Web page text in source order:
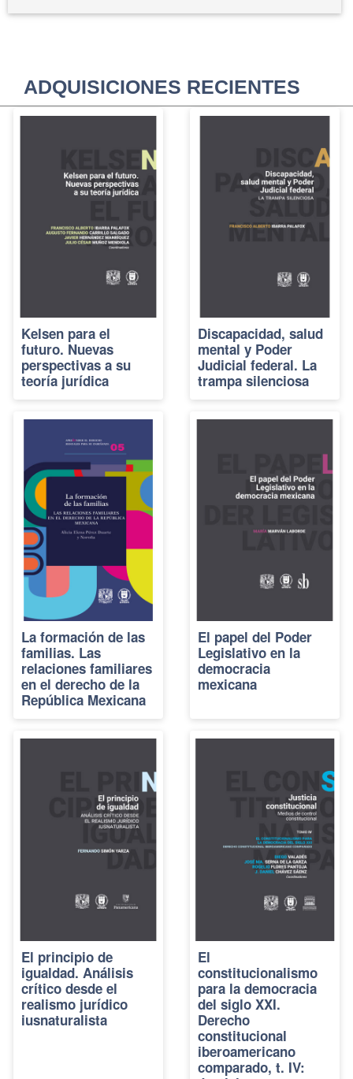
ADQUISICIONES RECIENTES
Kelsen para el
futuro. Nuevas
perspectivas a su
teoría jurídica
Discapacidad, salud
mental y Poder
Judicial federal. La
trampa silenciosa
La formación de las
familias. Las
relaciones familiares
en el derecho de la
República Mexicana
El papel del Poder
Legislativo en la
democracia
mexicana
El principio de
igualdad. Análisis
crítico desde el
realismo jurídico
iusnaturalista
El
constitucionalismo
para la democracia
del siglo XXI.
Derecho
constitucional
iberoamericano
comparado, t. IV: